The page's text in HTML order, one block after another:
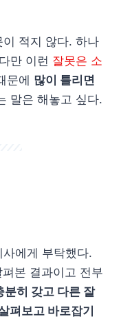
이 적지 않다. 하나
만 이런 잘못은 소
문에 많이 틀리면
말은 해놓고 싶다.
에게 부탁했다.
본 결과이고 전부
분히 갖고 다른 잘
펴보고 바로잡기